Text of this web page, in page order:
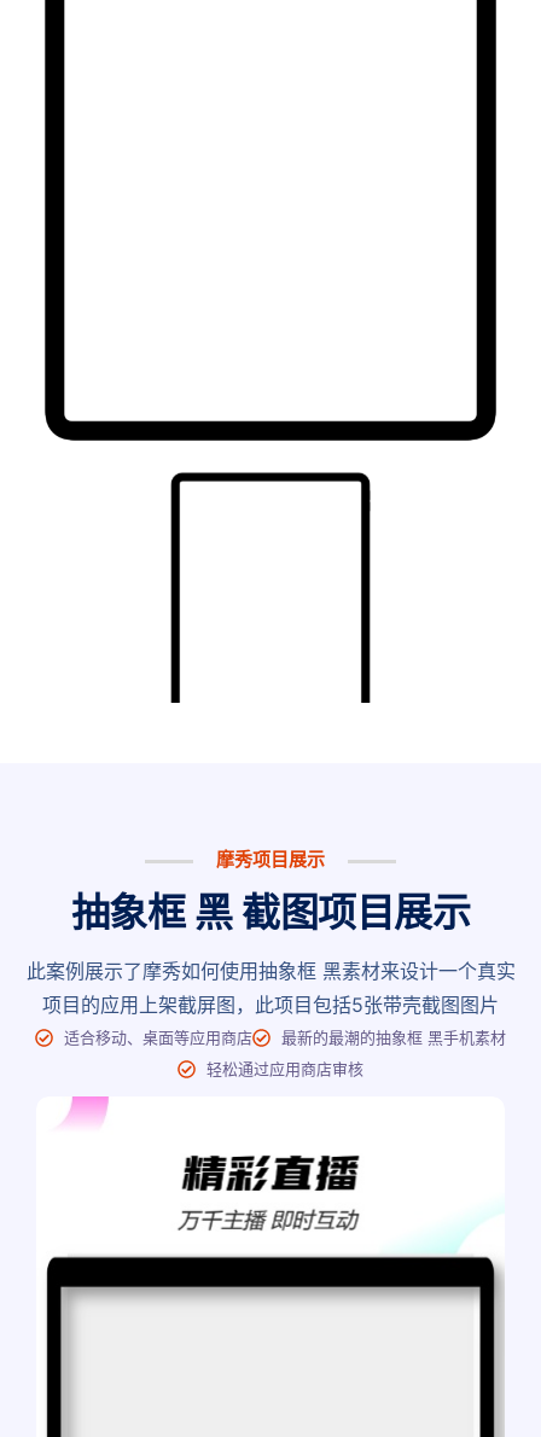
摩秀项目展示
抽象框 黑 截图项目展示
此案例展示了摩秀如何使用抽象框 黑素材来设计一个真实
项目的应用上架截屏图，此项目包括5张带壳截图图片
适合移动、桌面等应用商店
最新的最潮的抽象框 黑手机素材
轻松通过应用商店审核